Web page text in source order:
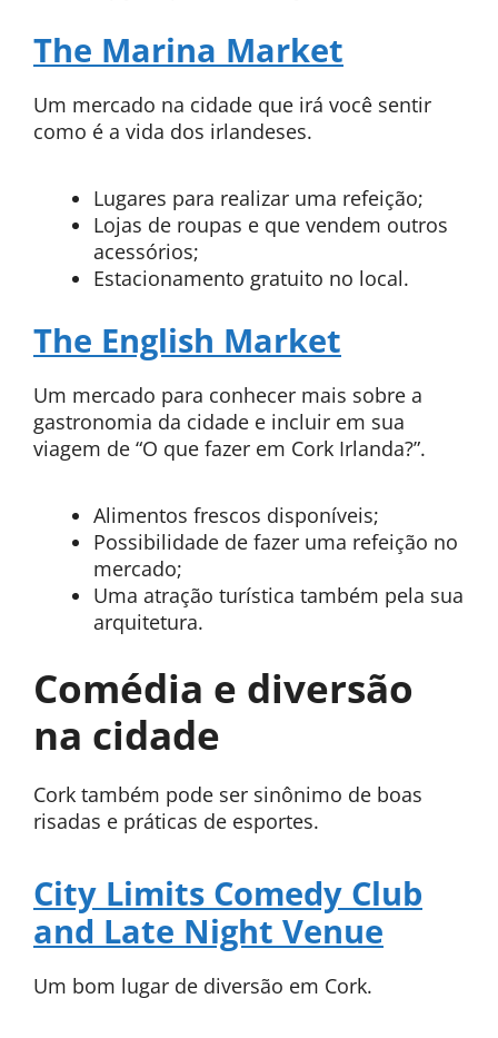
The Marina Market
Um mercado na cidade que irá você sentir
como é a vida dos irlandeses.
Lugares para realizar uma refeição;
Lojas de roupas e que vendem outros
acessórios;
Estacionamento gratuito no local.
The English Market
Um mercado para conhecer mais sobre a
gastronomia da cidade e incluir em sua
viagem de “O que fazer em Cork Irlanda?”.
Alimentos frescos disponíveis;
Possibilidade de fazer uma refeição no
mercado;
Uma atração turística também pela sua
arquitetura.
Comédia e diversão
na cidade
Cork também pode ser sinônimo de boas
risadas e práticas de esportes.
City Limits Comedy Club
and Late Night Venue
Um bom lugar de diversão em Cork.